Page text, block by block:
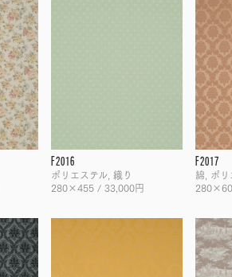
F2016
ポリエステル, 織り
280×455 / 33,000円
F2017
綿, ポリ